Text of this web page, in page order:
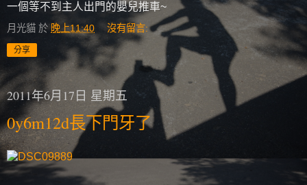
一個等不到主人出門的嬰兒推車~
月光貓 於 晚上11:40 沒有留言:
分享
2011年6月17日 星期五
0y6m12d長下門牙了